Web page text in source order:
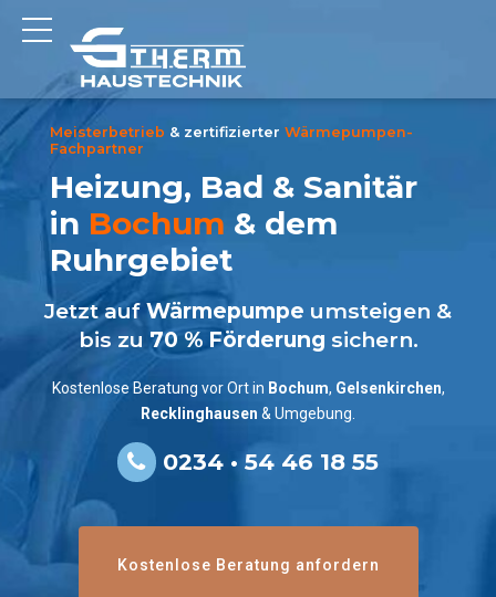
Meisterbetrieb & zertifizierter Wärmepumpen-
Fachpartner
Heizung, Bad & Sanitär
in Bochum & dem
Ruhrgebiet
Jetzt auf Wärmepumpe umsteigen &
bis zu 70 % Förderung sichern.
Kostenlose Beratung vor Ort in Bochum, Gelsenkirchen,
Recklinghausen & Umgebung.
0234 • 54 46 18 55
Kostenlose Beratung anfordern